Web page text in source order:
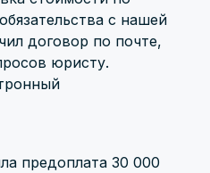
с нашей
договор по почте,
юристу.
предоплата 30 000